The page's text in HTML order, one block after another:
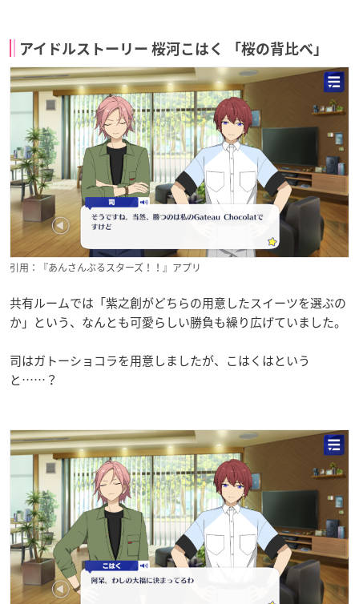
アイドルストーリー 桜河こはく 「桜の背比べ」
引用：『あんさんぶるスターズ！！』アプリ
共有ルームでは「紫之創がどちらの用意したスイーツを選ぶの
か」という、なんとも可愛らしい勝負も繰り広げていました。
司はガトーショコラを用意しましたが、こはくはという
と……？